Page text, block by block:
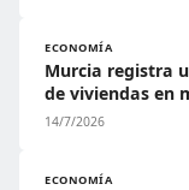
ECONOMÍA
Murcia registra
de viviendas en
14/7/2026
ECONOMÍA